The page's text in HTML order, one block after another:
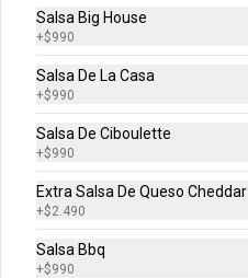
Conócenos
Despacho
Términos y condiciones
Política de privacidad
Redes sociales
Salsa Big House
+$990
Salsa De La Casa
+$990
Salsa De Ciboulette
+$990
Extra Salsa De Queso Cheddar
+$2.490
Salsa Bbq
+$990